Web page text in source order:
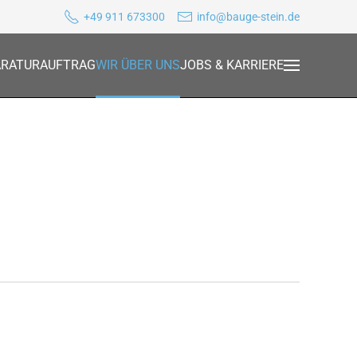
+49 911 673300 info@bauge-stein.de
WIR ÜBER UNSJOBS & KARRIERE